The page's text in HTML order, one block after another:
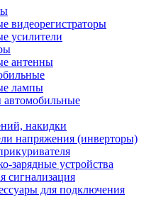
видеорегистраторы
усилители
антенны
лампы
накидки
напряжения (инверторы)
зарядные устройства
сигнализация
для подключения